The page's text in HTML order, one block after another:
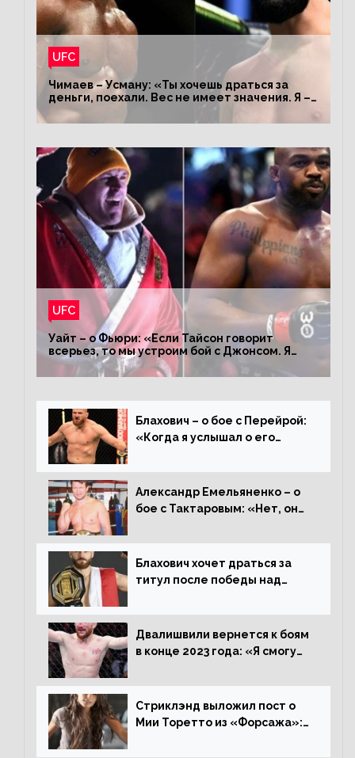
UFC
Чимаев – Усману: «Ты хочешь драться за
деньги, поехали. Вес не имеет значения. Я –
король»
UFC
Уайт – о Фьюри: «Если Тайсон говорит
всерьез, то мы устроим бой с Джонсом. Я
заставил Флойда Мейвезера драться с
Конором»
Блахович – о бое с Перейрой:
«Когда я услышал о его
драться с ним»
Александр Емельяненко – о
бое с Тактаровым: «Нет, он
Блахович хочет драться за
титул после победы над
увезти пояс в Польшу»
Двалишвили вернется к боям
в конце 2023 года: «Я смогу
Стриклэнд выложил пост о
Мии Торетто из «Форсажа»: